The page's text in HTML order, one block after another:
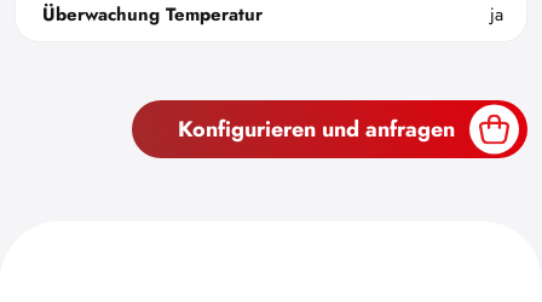
Überwachung Temperatur
ja
Konfigurieren und anfragen